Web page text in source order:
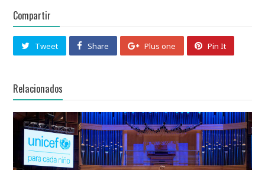
Compartir
Tweet Share Plus one Pin It
Relacionados